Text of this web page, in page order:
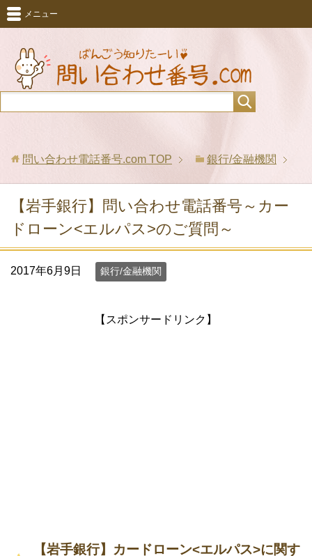
メニュー
問い合わせ電話番号.com TOP 銀行/金融機関
【岩手銀行】問い合わせ電話番号～カー
ドローン<エルパス>のご質問～
2017年6月9日 銀行/金融機関
【スポンサードリンク】
【岩手銀行】カードローン<エルパス>に関す